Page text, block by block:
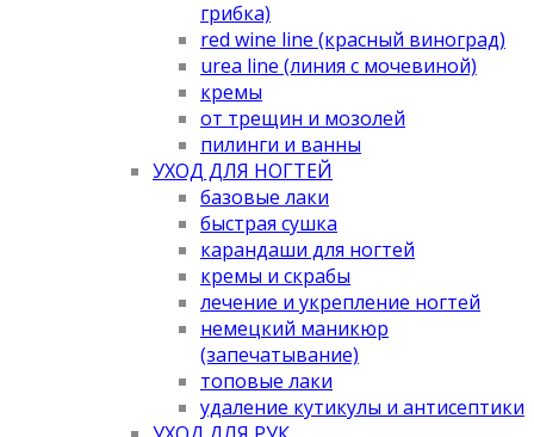
грибка)
red wine line (красный виноград)
urea line (линия с мочевиной)
кремы
от трещин и мозолей
пилинги и ванны
УХОД ДЛЯ НОГТЕЙ
базовые лаки
быстрая сушка
карандаши для ногтей
кремы и скрабы
лечение и укрепление ногтей
немецкий маникюр
(запечатывание)
топовые лаки
удаление кутикулы и антисептики